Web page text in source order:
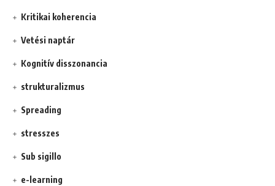
Kritikai koherencia
Vetési naptár
Kognitív disszonancia
strukturalizmus
Spreading
stresszes
Sub sigillo
e-learning